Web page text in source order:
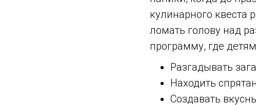
кулинарного квеста
ломать голову над
программу, где
Разгадывать
Находить
Создавать